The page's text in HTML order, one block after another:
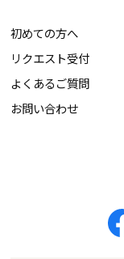
初めての方へ
リクエスト受付
よくあるご質問
お問い合わせ